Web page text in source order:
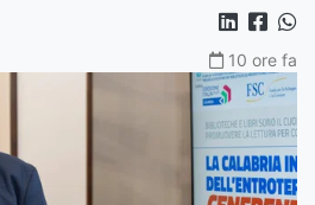
10 ore fa